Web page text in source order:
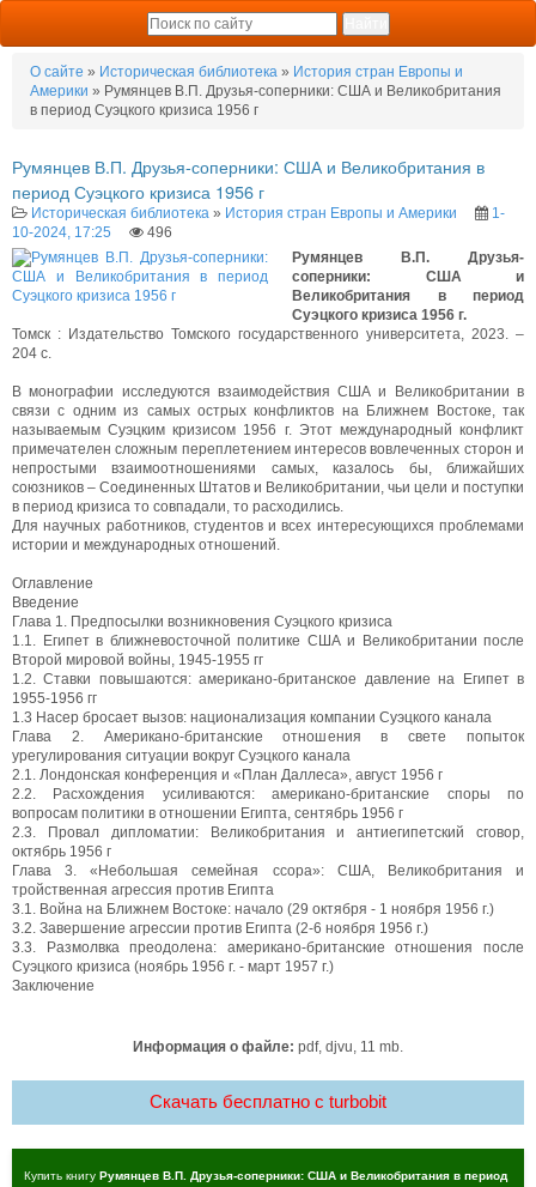
О сайте » Историческая библиотека » История стран Европы и
Америки » Румянцев В.П. Друзья-соперники: США и Великобритания
в период Суэцкого кризиса 1956 г
Румянцев В.П. Друзья-соперники: США и Великобритания в
период Суэцкого кризиса 1956 г
Историческая библиотека » История стран Европы и Америки
1-
10-2024, 17:25
496
Румянцев В.П. Друзья-
соперники: США и
Великобритания в период
Суэцкого кризиса 1956 г.
Томск : Издательство Томского государственного университета, 2023. –
204 с.
В монографии исследуются взаимодействия США и Великобритании в
связи с одним из самых острых конфликтов на Ближнем Востоке, так
называемым Суэцким кризисом 1956 г. Этот международный конфликт
примечателен сложным переплетением интересов вовлеченных сторон и
непростыми взаимоотношениями самых, казалось бы, ближайших
союзников – Соединенных Штатов и Великобритании, чьи цели и поступки
в период кризиса то совпадали, то расходились.
Для научных работников, студентов и всех интересующихся проблемами
истории и международных отношений.
Оглавление
Введение
Глава 1. Предпосылки возникновения Суэцкого кризиса
1.1. Египет в ближневосточной политике США и Великобритании после
Второй мировой войны, 1945-1955 гг
1.2. Ставки повышаются: американо-британское давление на Египет в
1955-1956 гг
1.3 Насер бросает вызов: национализация компании Суэцкого канала
Глава 2. Американо-британские отношения в свете попыток
урегулирования ситуации вокруг Суэцкого канала
2.1. Лондонская конференция и «План Даллеса», август 1956 г
2.2. Расхождения усиливаются: американо-британские споры по
вопросам политики в отношении Египта, сентябрь 1956 г
2.3. Провал дипломатии: Великобритания и антиегипетский сговор,
октябрь 1956 г
Глава 3. «Небольшая семейная ссора»: США, Великобритания и
тройственная агрессия против Египта
3.1. Война на Ближнем Востоке: начало (29 октября - 1 ноября 1956 г.)
3.2. Завершение агрессии против Египта (2-6 ноября 1956 г.)
3.3. Размолвка преодолена: американо-британские отношения после
Суэцкого кризиса (ноябрь 1956 г. - март 1957 г.)
Заключение
Информация о файле: pdf, djvu, 11 mb.
Скачать бесплатно c turbobit
Купить книгу Румянцев В.П. Друзья-соперники: США и Великобритания в период